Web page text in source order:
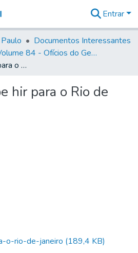
&
Coleções
Tudo na
Biblioteca
Estatísticas
Entrar
Documentos Interessantes
Volume 84 - Ofícios do General Martins Lopes de Saldanha (Governador da Capitania): 1782- 1786
Para Joze Felipe hir para o Rio de Janeiro
hir para o Rio de
o-rio-de-janeiro (189,4 KB)